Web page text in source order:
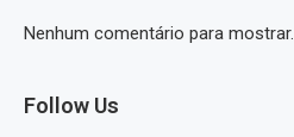
Nenhum comentário para mostrar.
Follow Us